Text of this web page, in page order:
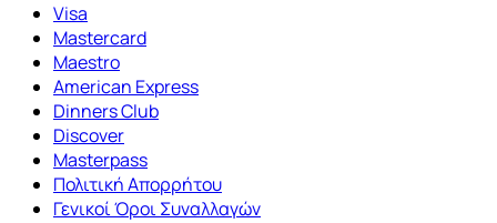
Visa
Mastercard
Maestro
American Express
Dinners Club
Discover
Masterpass
Πολιτική Απορρήτου
Γενικοί Όροι Συναλλαγών